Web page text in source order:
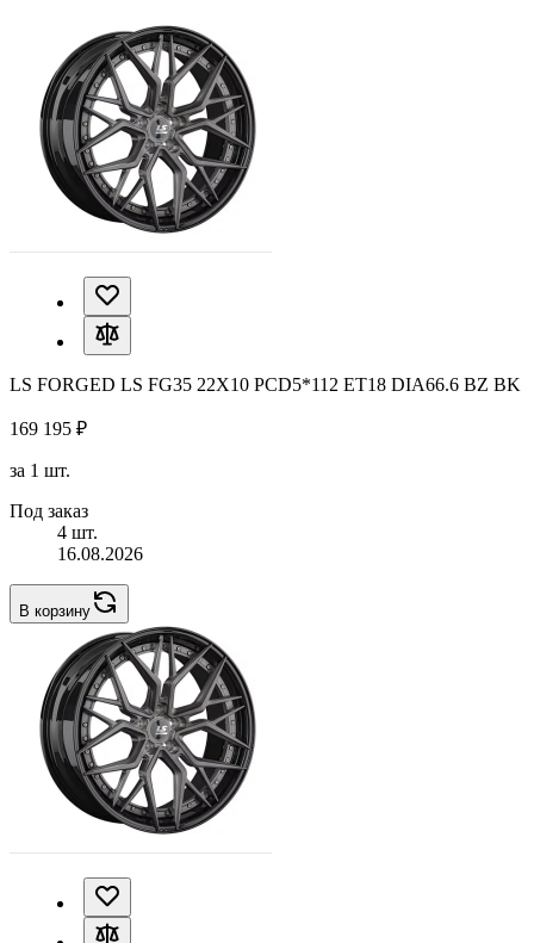
LS FORGED LS FG35 22X10 PCD5*112 ET18 DIA66.6 BZ BK
169 195 ₽
за 1 шт.
Под заказ
4 шт.
16.08.2026
В корзину